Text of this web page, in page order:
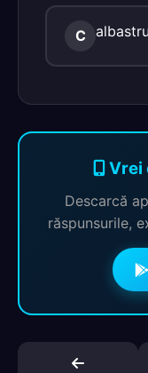
C
Vrei
Descarcă
răspunsurile,